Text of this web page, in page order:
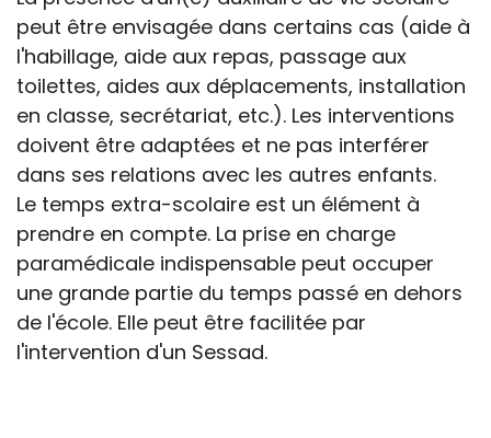
peut être envisagée dans certains cas (aide à
l'habillage, aide aux repas, passage aux
toilettes, aides aux déplacements, installation
en classe, secrétariat, etc.). Les interventions
doivent être adaptées et ne pas interférer
dans ses relations avec les autres enfants.
Le temps extra-scolaire est un élément à
prendre en compte. La prise en charge
paramédicale indispensable peut occuper
une grande partie du temps passé en dehors
de l'école. Elle peut être facilitée par
l'intervention d'un Sessad.